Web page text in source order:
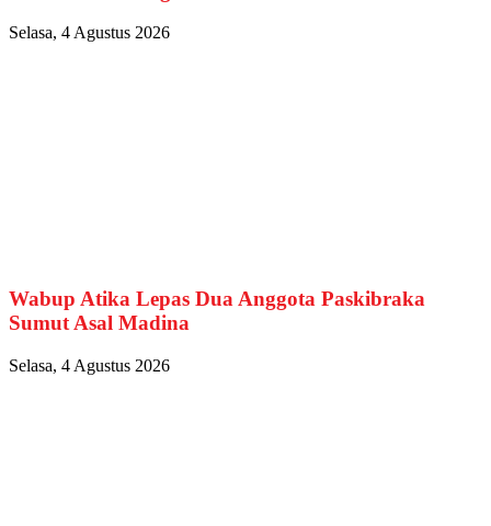
Selasa, 4 Agustus 2026
Wabup Atika Lepas Dua Anggota Paskibraka
Sumut Asal Madina
Selasa, 4 Agustus 2026